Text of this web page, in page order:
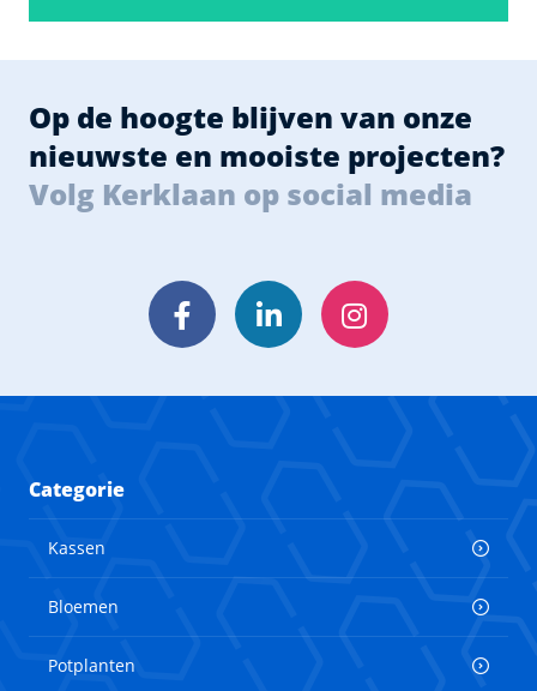
Op de hoogte blijven van onze
nieuwste en mooiste projecten?
Volg Kerklaan op social media
FacebookLinkedInInstagram
Categorie
Kassen
Bloemen
Potplanten